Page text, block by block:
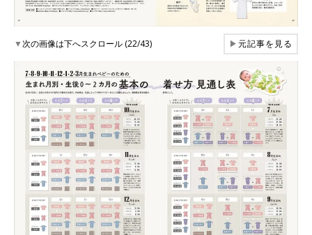
▼次の画像は下へスクロール (22/43) ▶元記事を見る